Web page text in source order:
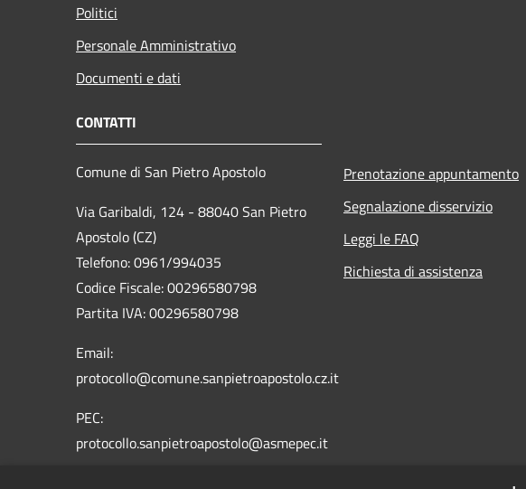
Politici
Personale Amministrativo
Documenti e dati
CONTATTI
Comune di San Pietro Apostolo
Via Garibaldi, 124 - 88040 San Pietro
Apostolo (CZ)
Telefono: 0961/994035
Codice Fiscale: 00296580798
Partita IVA: 00296580798
Email:
protocollo@comune.sanpietroapostolo.cz.it
PEC:
protocollo.sanpietroapostolo@asmepec.it
Prenotazione appuntamento
Segnalazione disservizio
Leggi le FAQ
Richiesta di assistenza